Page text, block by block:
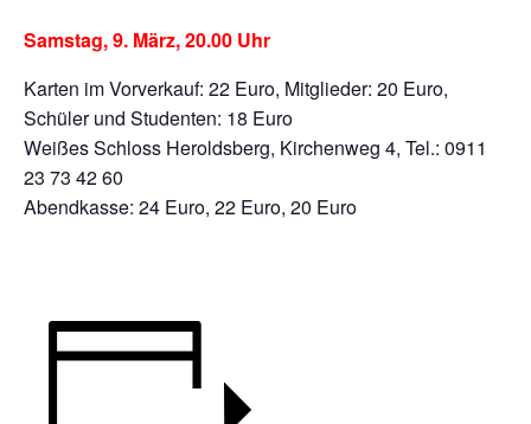
Samstag, 9. März, 20.00 Uhr
Karten im Vorverkauf: 22 Euro, Mitglieder: 20 Euro,
Schüler und Studenten: 18 Euro
Weißes Schloss Heroldsberg, Kirchenweg 4, Tel.: 0911
23 73 42 60
Abendkasse: 24 Euro, 22 Euro, 20 Euro